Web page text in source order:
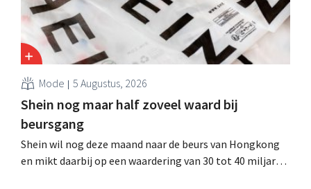
Mode 5 Augustus, 2026
Shein nog maar half zoveel waard bij
beursgang
Shein wil nog deze maand naar de beurs van Hongkong
en mikt daarbij op een waardering van 30 tot 40 miljard